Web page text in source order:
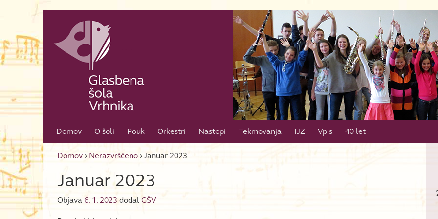
Domov O šoli Pouk Orkestri Nastopi Tekmovanja IJZ Vpis 40 let
Domov › Nerazvrščeno ›Januar 2023
Januar 2023
Objava 6. 1. 2023 dodal GŠV